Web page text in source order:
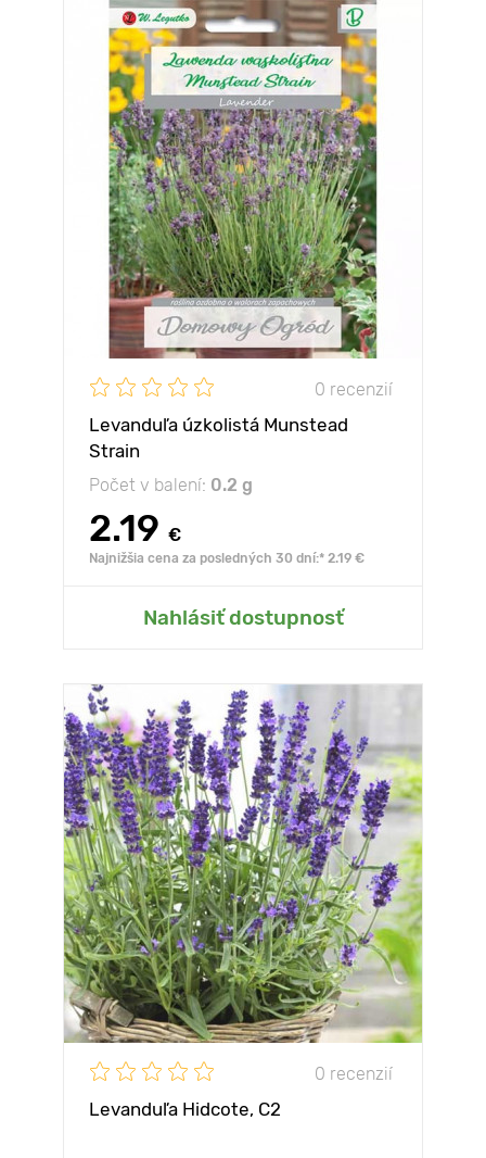
0 recenzií
Levanduľa úzkolistá Munstead
Strain
Počet v balení: 0.2 g
2.19 €
Najnižšia cena za posledných 30 dní:* 2.19 €
Nahlásiť dostupnosť
0 recenzií
Levanduľa Hidcote, C2